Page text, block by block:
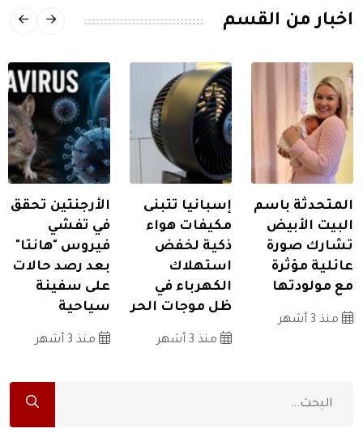
اخبار من القسم
المتحدثة باسم
البيت الأبيض
تشارك صورة
عائلية مؤثرة
مع مولودتها
منذ 3 أشهر
إسبانيا تتبنى
مكيفات هواء
ذكية لخفض
استهلاك
الكهرباء في
ظل موجات الحر
منذ 3 أشهر
الأرجنتين تحقق
في تفشي
فيروس "هانتا"
بعد رصد حالات
على سفينة
سياحية
منذ 3 أشهر